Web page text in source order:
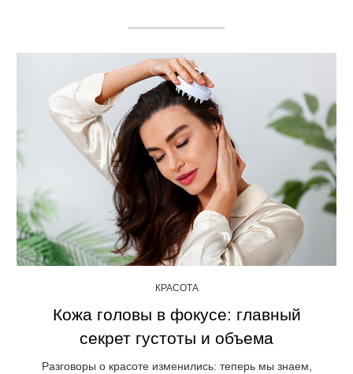
КРАСОТА
Кожа головы в фокусе: главный
секрет густоты и объема
Разговоры о красоте изменились: теперь мы знаем,